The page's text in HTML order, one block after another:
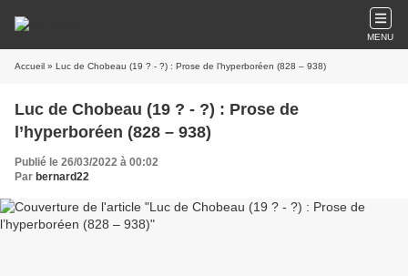
MENU
Accueil » Luc de Chobeau (19 ? - ?) : Prose de l’hyperboréen (828 – 938)
Luc de Chobeau (19 ? - ?) : Prose de
l’hyperboréen (828 – 938)
Publié le 26/03/2022 à 00:02
Par bernard22